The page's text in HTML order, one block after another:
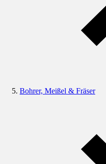
Bohrer, Meißel & Fräser